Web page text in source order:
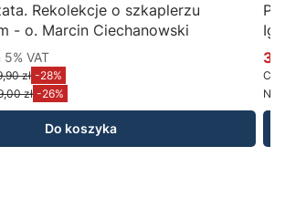
Rekolekcje o szkaplerzu
- o. Marcin Ciechanowski
brutto
VAT
5% VAT
zł -28%
zł -26%
Do koszyka